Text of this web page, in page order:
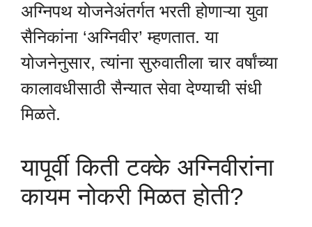
अग्निपथ योजनेअंतर्गत भरती होणाऱ्या युवा
सैनिकांना ‘अग्निवीर’ म्हणतात. या
योजनेनुसार, त्यांना सुरुवातीला चार वर्षांच्या
कालावधीसाठी सैन्यात सेवा देण्याची संधी
मिळते.
यापूर्वी किती टक्के अग्निवीरांना
कायम नोकरी मिळत होती?